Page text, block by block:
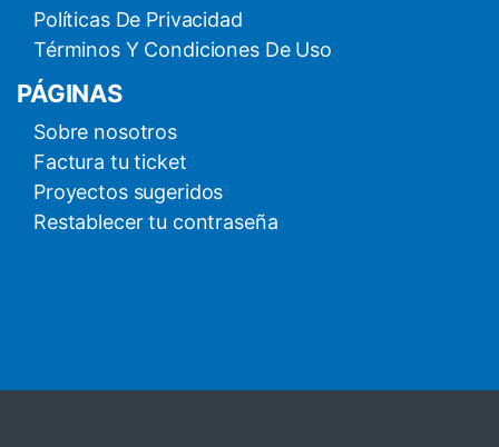
Políticas De Privacidad
Términos Y Condiciones De Uso
PÁGINAS
Sobre nosotros
Factura tu ticket
Proyectos sugeridos
Restablecer tu contraseña